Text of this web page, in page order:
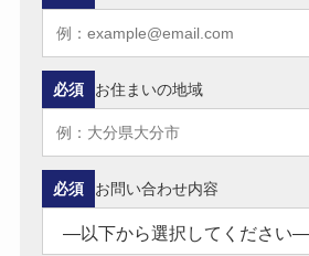
お住まいの地域
必須
お問い合わせ内容
必須